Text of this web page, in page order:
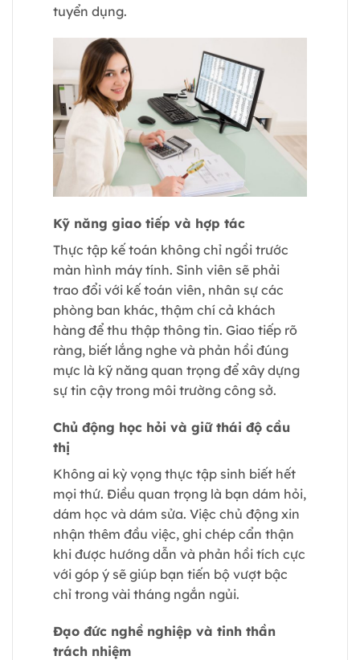
tuyển dụng.
Kỹ năng giao tiếp và hợp tác
Thực tập kế toán không chỉ ngồi trước
màn hình máy tính. Sinh viên sẽ phải
trao đổi với kế toán viên, nhân sự các
phòng ban khác, thậm chí cả khách
hàng để thu thập thông tin. Giao tiếp rõ
ràng, biết lắng nghe và phản hồi đúng
mực là kỹ năng quan trọng để xây dựng
sự tin cậy trong môi trường công sở.
Chủ động học hỏi và giữ thái độ cầu
thị
Không ai kỳ vọng thực tập sinh biết hết
mọi thứ. Điều quan trọng là bạn dám hỏi,
dám học và dám sửa. Việc chủ động xin
nhận thêm đầu việc, ghi chép cẩn thận
khi được hướng dẫn và phản hồi tích cực
với góp ý sẽ giúp bạn tiến bộ vượt bậc
chỉ trong vài tháng ngắn ngủi.
Đạo đức nghề nghiệp và tinh thần
trách nhiệm